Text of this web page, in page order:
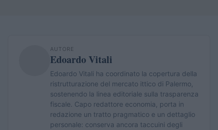
AUTORE
Edoardo Vitali
Edoardo Vitali ha coordinato la copertura della
ristrutturazione del mercato ittico di Palermo,
sostenendo la linea editoriale sulla trasparenza
fiscale. Capo redattore economia, porta in
redazione un tratto pragmatico e un dettaglio
personale: conserva ancora taccuini degli